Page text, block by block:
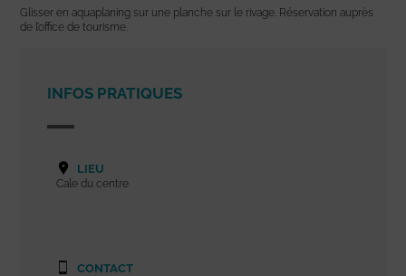
Glisser en aquaplaning sur une planche sur le rivage. Réservation auprès
de l’office de tourisme.
INFOS PRATIQUES
LIEU
Cale du centre
CONTACT